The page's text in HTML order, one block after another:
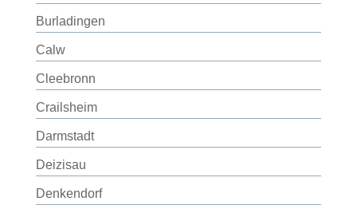
Burladingen
Calw
Cleebronn
Crailsheim
Darmstadt
Deizisau
Denkendorf